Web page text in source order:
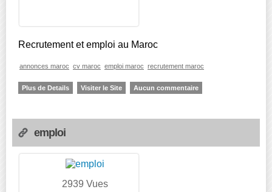
Recrutement et emploi au Maroc
annonces maroc cv maroc emploi maroc recrutement maroc
Plus de Details Visiter le Site Aucun commentaire
emploi
2939 Vues